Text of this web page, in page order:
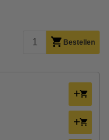
Bestellen